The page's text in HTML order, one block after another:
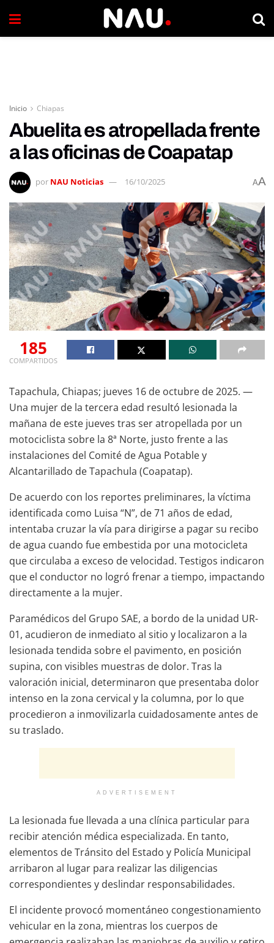
Inicio Chiapas
Abuelita es atropellada frente
a las oficinas de Coapatap
por NAU Noticias 16/10/2025 AA
185
COMPARTIDOS
Tapachula, Chiapas; jueves 16 de octubre de 2025. —
Una mujer de la tercera edad resultó lesionada la
mañana de este jueves tras ser atropellada por un
motociclista sobre la 8ª Norte, justo frente a las
instalaciones del Comité de Agua Potable y
Alcantarillado de Tapachula (Coapatap).
De acuerdo con los reportes preliminares, la víctima
identificada como Luisa “N”, de 71 años de edad,
intentaba cruzar la vía para dirigirse a pagar su recibo
de agua cuando fue embestida por una motocicleta
que circulaba a exceso de velocidad. Testigos indicaron
que el conductor no logró frenar a tiempo, impactando
directamente a la mujer.
Paramédicos del Grupo SAE, a bordo de la unidad UR-
01, acudieron de inmediato al sitio y localizaron a la
lesionada tendida sobre el pavimento, en posición
supina, con visibles muestras de dolor. Tras la
valoración inicial, determinaron que presentaba dolor
intenso en la zona cervical y la columna, por lo que
procedieron a inmovilizarla cuidadosamente antes de
su traslado.
ADVERTISEMENT
La lesionada fue llevada a una clínica particular para
recibir atención médica especializada. En tanto,
elementos de Tránsito del Estado y Policía Municipal
arribaron al lugar para realizar las diligencias
correspondientes y deslindar responsabilidades.
El incidente provocó momentáneo congestionamiento
vehicular en la zona, mientras los cuerpos de